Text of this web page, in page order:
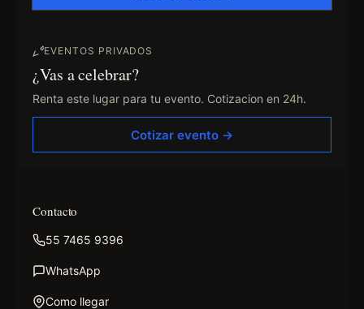
EVENTOS PRIVADOS
¿Vas a celebrar?
Renta este lugar para tu evento. Cotizacion en 24h.
Cotizar evento →
Contacto
55 7465 9396
WhatsApp
Como llegar